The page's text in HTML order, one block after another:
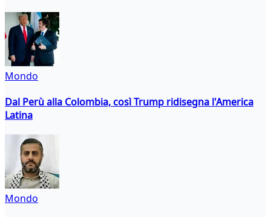
Mondo
Dal Perù alla Colombia, così Trump ridisegna l'America
Latina
Mondo